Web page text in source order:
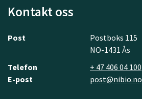
Kontakt oss
Post
Postboks 115
NO-1431 Ås
Telefon
+ 47 406 04 100
E-post
post@nibio.no